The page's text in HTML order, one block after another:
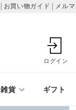
お買い物ガイド メル
ログイン
雑貨 ギフト